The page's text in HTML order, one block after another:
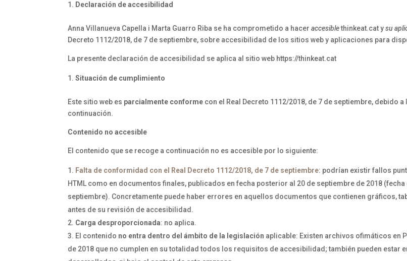
Declaración de accesibilidad
Anna Villanueva Capella i Marta Guarro Riba se ha comprometido a haceraccesiblethinkeat.cat ysu
Decreto 1112/2018, de 7 de septiembre, sobre accesibilidad de los sitios web y aplicaciones para
La presente declaración de accesibilidad se aplica al sitio web https://thinkeat.cat
Situación de cumplimiento
Este sitio web es parcialmente conforme con el Real Decreto 1112/2018, de 7 de septiembre, debido
continuación.
Contenido no accesible
El contenido que se recoge a continuación no es accesible por lo siguiente:
Falta de conformidad con el Real Decreto 1112/2018, de 7 de septiembre: podrían existir fallos
HTML como en documentos finales, publicados en fecha posterior al 20 de septiembre de 2018
septiembre). Concretamente puede haber errores en aquellos documentos que contienen gráficos,
antes de su revisión de accesibilidad.
Carga desproporcionada: no aplica.
El contenido no entra dentro del ámbito de la legislación aplicable: Existen archivos ofimáticos en
de 2018 que no cumplen en su totalidad todos los requisitos de accesibilidad; también pueden estar